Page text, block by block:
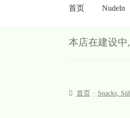
首页 Nudeln
首页About AGB
本店在建设中
首页 Snacks,